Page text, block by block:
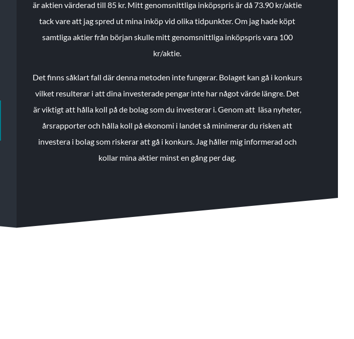
är aktien värderad till 85 kr. Mitt genomsnittliga inköpspris är då 73.90 kr/aktie
tack vare att jag spred ut mina inköp vid olika tidpunkter. Om jag hade köpt
samtliga aktier från början skulle mitt genomsnittliga inköpspris vara 100
kr/aktie.
Det finns såklart fall där denna metoden inte fungerar. Bolaget kan gå i konkurs
vilket resulterar i att dina investerade pengar inte har något värde längre. Det
är viktigt att hålla koll på de bolag som du investerar i. Genom att läsa nyheter,
årsrapporter och hålla koll på ekonomi i landet så minimerar du risken att
investera i bolag som riskerar att gå i konkurs. Jag håller mig informerad och
kollar mina aktier minst en gång per dag.